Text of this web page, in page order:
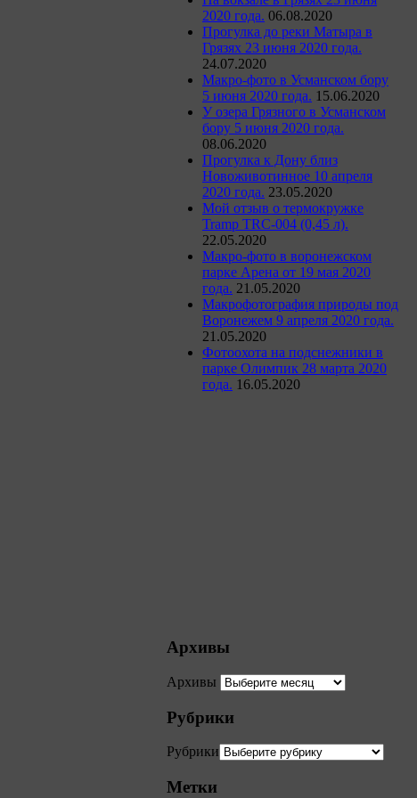
2020 года. 06.08.2020
Прогулка до реки Матыра в
Грязях 23 июня 2020 года.
24.07.2020
Макро-фото в Усманском бору
5 июня 2020 года. 15.06.2020
У озера Грязного в Усманском
бору 5 июня 2020 года.
08.06.2020
Прогулка к Дону близ
Новоживотинное 10 апреля
2020 года. 23.05.2020
Мой отзыв о термокружке
Tramp TRC-004 (0,45 л).
22.05.2020
Макро-фото в воронежском
парке Арена от 19 мая 2020
года. 21.05.2020
Макрофотография природы под
Воронежем 9 апреля 2020 года.
21.05.2020
Фотоохота на подснежники в
парке Олимпик 28 марта 2020
года. 16.05.2020
Архивы
Архивы
Рубрики
Рубрики
Метки